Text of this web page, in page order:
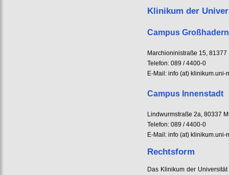
Klinikum der
Campus Großhadern
Marchioninistraße 15, 81377
Telefon: 089 / 4400-0
E-Mail: info (at) klinikum.uni-
Campus Innenstadt
Lindwurmstraße 2a, 80337
Telefon: 089 / 4400-0
E-Mail: info (at) klinikum.uni-
Rechtsform
Das Klinikum der